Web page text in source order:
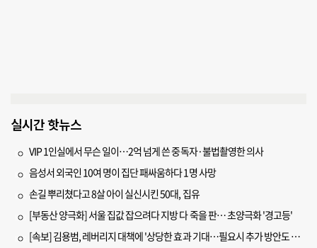
실시간 핫뉴스
VIP 1인실에서 무슨 일이…2억 넘게 쓴 중독자·불법촬영한 의사
음성서 외국인 10여 명이 집단 패싸움하다 1명 사망
손길 뿌리쳤다고 8살 아이 실신시킨 50대, 집유
[부동산 양극화] 서울 집값 잡으려다 지방 다 죽을 판… 초양극화 '경고등'
[속보] 김용범, 레버리지 대책에 '상당한 효과 기대…필요시 추가 방안도 검토'